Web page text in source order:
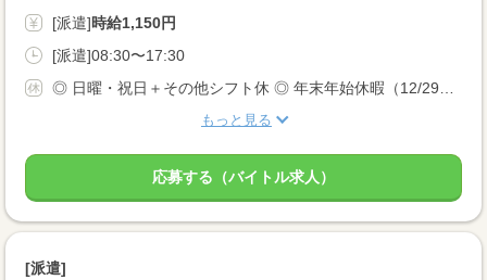
[派遣]時給1,150円
[派遣]08:30〜17:30
◎ 日曜・祝日＋その他シフト休 ◎ 年末年始休暇（12/29〜1/3） ◎ 有給休暇（法定通り付与） ◎ 産前産後休暇 ◎ 育児休暇 ◎ 看護休暇 ◎ 介護休暇
もっと見る
応募する（バイトル求人）
[派遣]